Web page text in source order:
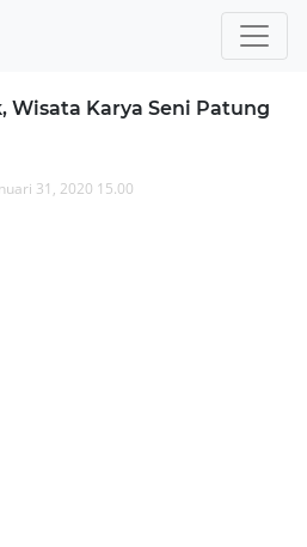
Wisata Karya Seni Patung
31, 2020 15.00